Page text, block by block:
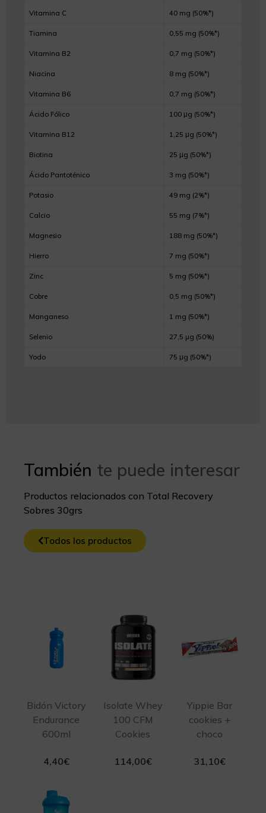
Vitamina C 40 mg (50%*)
Tiamina 0,55 mg (50%*)
Vitamina B2 0,7 mg (50%*)
Niacina 8 mg (50%*)
Vitamina B6 0,7 mg (50%*)
Ácido Fólico 100 μg (50%*)
Vitamina B12 1,25 μg (50%*)
Biotina 25 μg (50%*)
Ácido Pantoténico 3 mg (50%*)
Potasio 49 mg (2%*)
Calcio 55 mg (7%*)
Magnesio 188 mg (50%*)
Hierro 7 mg (50%*)
Zinc 5 mg (50%*)
Cobre 0,5 mg (50%*)
Manganeso 1 mg (50%*)
Selenio 27,5 µg (50%)
Yodo 75 μg (50%*)
También te puede interesar
Productos relacionados con Total Recovery
Sobres 30grs
Todos los productos
Bidón Victory
Endurance
600ml
4,40€
Isolate Whey
100 CFM
Cookies
114,00€
Yippie Bar
cookies +
choco
31,10€